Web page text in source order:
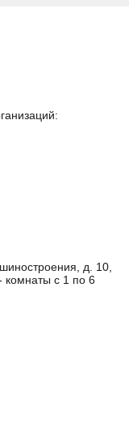
д. 10,
с 1 по 6